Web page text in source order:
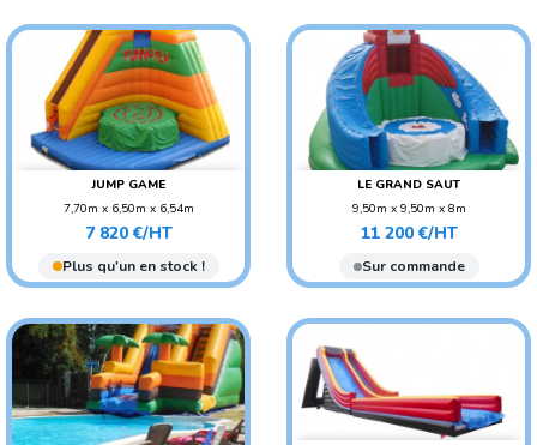
JUMP GAME
7,70m x 6,50m x 6,54m
POIDS : 380 KG
AGE CONSEILLÉ : ENFANT
AGE CONSEILLÉ :
Prix
7 820 €/HT
Plus qu'un en stock !
LE GRAND SAUT
9,50m x 9,50m x 8m
POIDS : 680 KG
AGE CONSEILLÉ : ENFANT
AGE CONSEILLÉ :
Prix
11 200 €/HT
Sur commande